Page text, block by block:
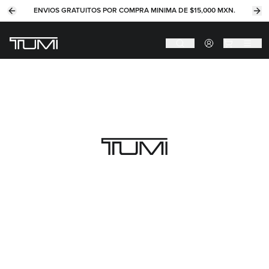
Previous slide
ENVIOS GRATUITOS POR COMPRA MINIMA DE $15,000 MXN.